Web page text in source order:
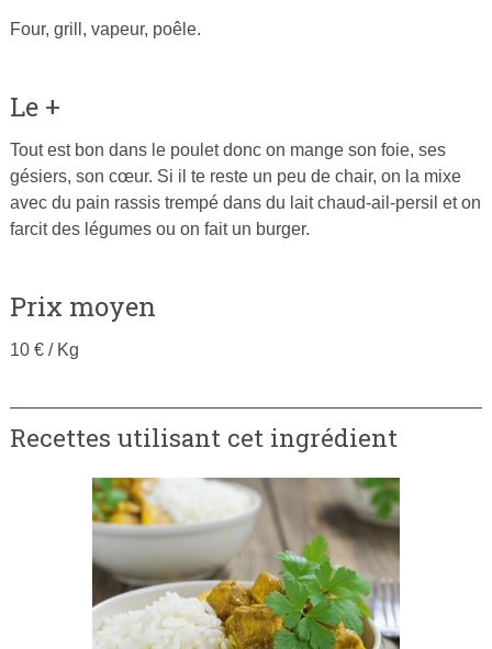
Four, grill, vapeur, poêle.
Le +
Tout est bon dans le poulet donc on mange son foie, ses
gésiers, son cœur. Si il te reste un peu de chair, on la mixe
avec du pain rassis trempé dans du lait chaud-ail-persil et on
farcit des légumes ou on fait un burger.
Prix moyen
10 € / Kg
Recettes utilisant cet ingrédient